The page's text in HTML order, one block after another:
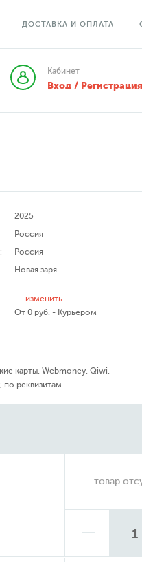
ДОСТАВКА И ОПЛАТА
Кабинет
Вход / Регистрация
2025
Россия
Россия
Новая заря
изменить
От 0 руб. - Курьером
карты, Webmoney, Qiwi,
реквизитам.
товар